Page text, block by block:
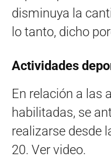
disminuya la
lo tanto, dicho
Actividades
En relación a las
habilitadas, se
realizarse desde
20. Ver video.